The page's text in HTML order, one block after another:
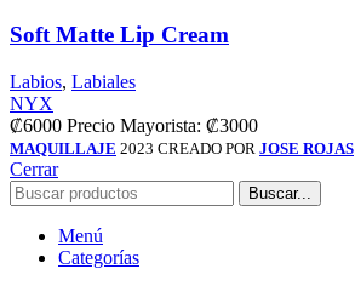
Soft Matte Lip Cream
Labios, Labiales
NYX
₡6000 Precio Mayorista: ₡3000
MAQUILLAJE 2023 CREADO POR JOSE ROJAS
Cerrar
Buscar...
Menú
Categorías